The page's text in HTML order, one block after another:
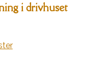
i drivhuset